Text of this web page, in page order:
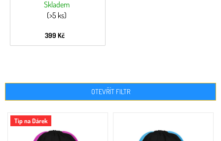
Skladem
(>5 ks)
399 Kč
OTEVŘÍT FILTR
Tip na Dárek